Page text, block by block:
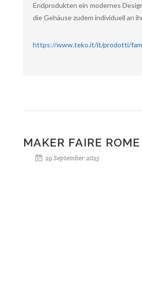
Endprodukten ein modernes
die Gehäuse zudem individuell an
https://www.teko.it/it/prodotti/
MAKER FAIRE
29 September 2025